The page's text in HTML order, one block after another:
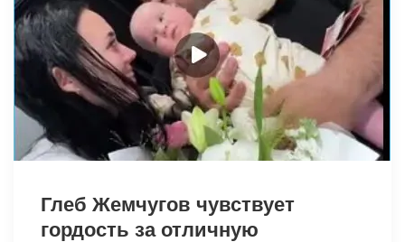
Глеб Жемчугов чувствует
гордость за отличную